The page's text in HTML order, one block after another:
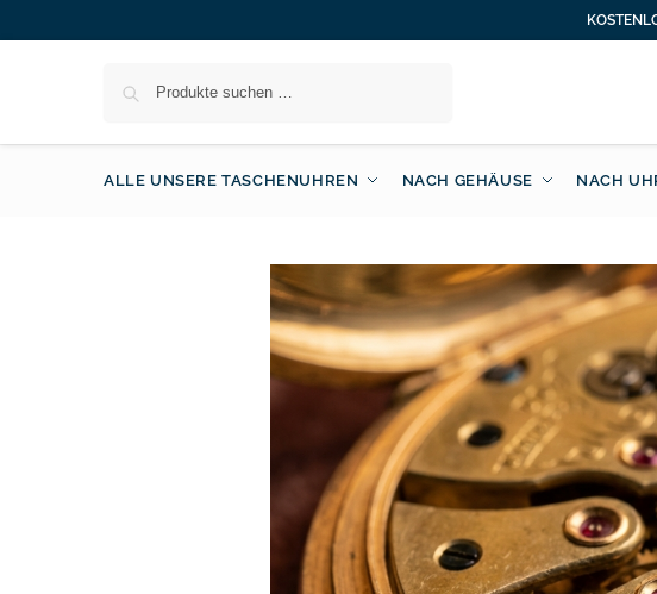
ALLE UNSERE TASCHENUHREN NACH GEHÄUSE NACH